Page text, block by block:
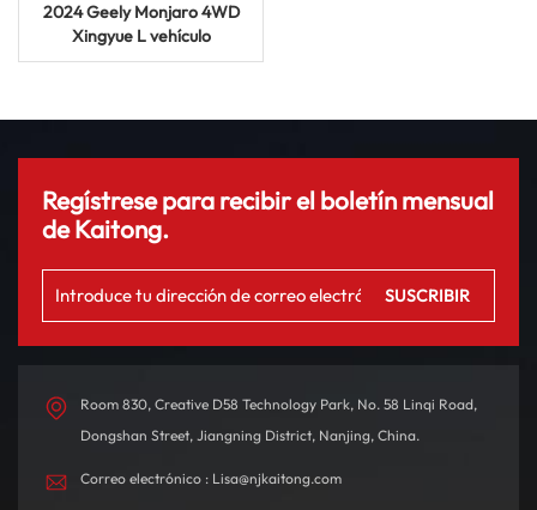
2024 Geely Monjaro 4WD
Xingyue L vehículo
todoterreno de combustible
Regístrese para recibir el boletín mensual
de Kaitong.
Room 830, Creative D58 Technology Park, No. 58 Linqi Road,
Dongshan Street, Jiangning District, Nanjing, China.
Correo electrónico : Lisa@njkaitong.com